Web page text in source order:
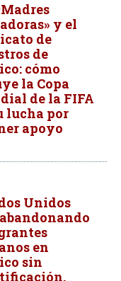
y el
de
de
cómo
la Copa
de la FIFA
lucha por
apoyo
Unidos
en
sin